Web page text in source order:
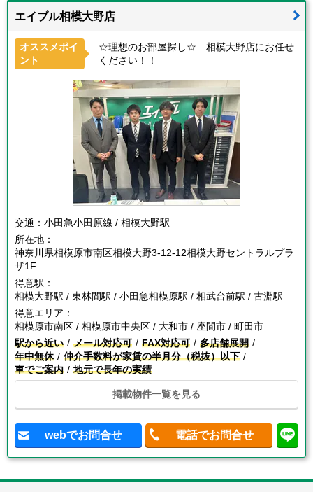
エイブル相模大野店
オススメポイ
ント
☆理想のお部屋探し☆ 相模大野店にお任せ
ください！！
交通： 小田急小田原線 / 相模大野駅
所在地：
神奈川県相模原市南区相模大野3-12-12相模大野セントラルプラ
ザ1F
得意駅：
相模大野駅 / 東林間駅 / 小田急相模原駅 / 相武台前駅 / 古淵駅
得意エリア：
相模原市南区 / 相模原市中央区 / 大和市 / 座間市 / 町田市
駅から近い
メール対応可 FAX対応可
多店舗展開
年中無休
仲介手数料が家賃の半月分（税抜）以下
車でご案内
地元で長年の実績
掲載物件一覧を見る
webでお問合せ 電話でお問合せ